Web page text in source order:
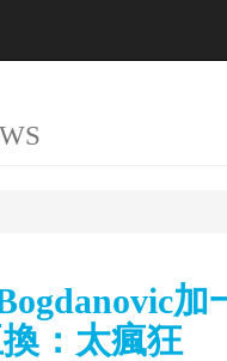
：太瘋狂